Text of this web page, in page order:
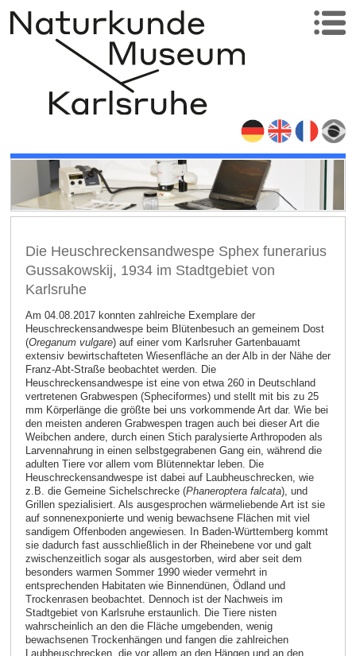
Die Heuschreckensandwespe Sphex funerarius
Gussakowskij, 1934 im Stadtgebiet von
Karlsruhe
Am 04.08.2017 konnten zahlreiche Exemplare der
Heuschreckensandwespe beim Blütenbesuch an gemeinem Dost
(Oreganum vulgare) auf einer vom Karlsruher Gartenbauamt
extensiv bewirtschafteten Wiesenfläche an der Alb in der Nähe der
Franz-Abt-Straße beobachtet werden. Die
Heuschreckensandwespe ist eine von etwa 260 in Deutschland
vertretenen Grabwespen (Spheciformes) und stellt mit bis zu 25
mm Körperlänge die größte bei uns vorkommende Art dar. Wie bei
den meisten anderen Grabwespen tragen auch bei dieser Art die
Weibchen andere, durch einen Stich paralysierte Arthropoden als
Larvennahrung in einen selbstgegrabenen Gang ein, während die
adulten Tiere vor allem vom Blütennektar leben. Die
Heuschreckensandwespe ist dabei auf Laubheuschrecken, wie
z.B. die Gemeine Sichelschrecke (Phaneroptera falcata), und
Grillen spezialisiert. Als ausgesprochen wärmeliebende Art ist sie
auf sonnenexponierte und wenig bewachsene Flächen mit viel
sandigem Offenboden angewiesen. In Baden-Württemberg kommt
sie dadurch fast ausschließlich in der Rheinebene vor und galt
zwischenzeitlich sogar als ausgestorben, wird aber seit dem
besonders warmen Sommer 1990 wieder vermehrt in
entsprechenden Habitaten wie Binnendünen, Ödland und
Trockenrasen beobachtet. Dennoch ist der Nachweis im
Stadtgebiet von Karlsruhe erstaunlich. Die Tiere nisten
wahrscheinlich an den die Fläche umgebenden, wenig
bewachsenen Trockenhängen und fangen die zahlreichen
Laubheuschrecken, die vor allem an den Hängen und an den